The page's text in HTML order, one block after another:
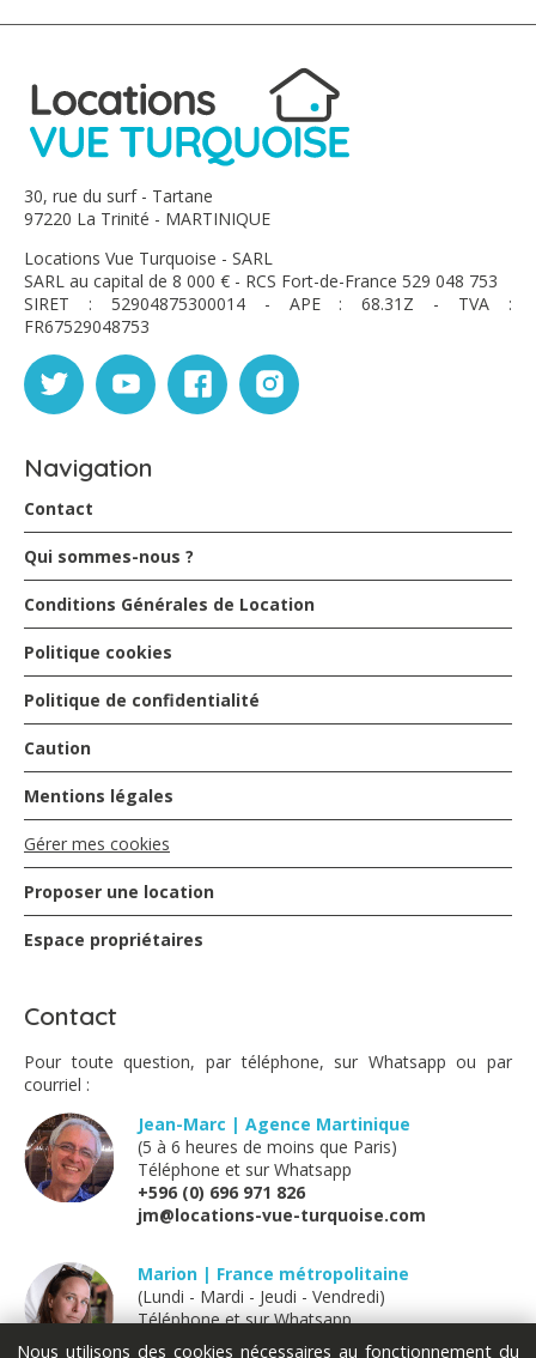
30, rue du surf - Tartane
97220 La Trinité - MARTINIQUE
Locations Vue Turquoise - SARL
SARL au capital de 8 000 € - RCS Fort-de-France 529 048 753
SIRET : 52904875300014 - APE : 68.31Z - TVA :
FR67529048753
Navigation
Contact
Qui sommes-nous ?
Conditions Générales de Location
Politique cookies
Politique de confidentialité
Caution
Mentions légales
Gérer mes cookies
Proposer une location
Espace propriétaires
Contact
Pour toute question, par téléphone, sur Whatsapp ou par
courriel :
Jean-Marc | Agence Martinique
(5 à 6 heures de moins que Paris)
Téléphone et sur Whatsapp
+596 (0) 696 971 826
jm@locations-vue-turquoise.com
Marion | France métropolitaine
(Lundi - Mardi - Jeudi - Vendredi)
Téléphone et sur Whatsapp
+33 (0) 611 289 121
Nous utilisons des cookies nécessaires au fonctionnement du